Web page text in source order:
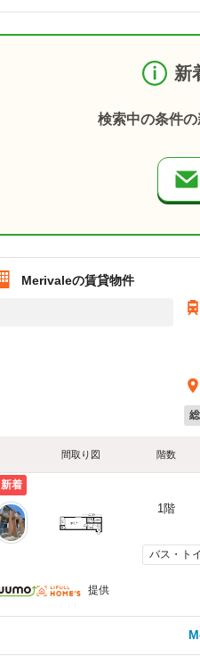
新
検索中の条件
Merivaleの賃貸物件
間取り図 階数
新着
1階
バス・ト
提供